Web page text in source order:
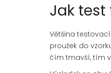
Jak test
Většina
proužek do
čím tmavší, tím